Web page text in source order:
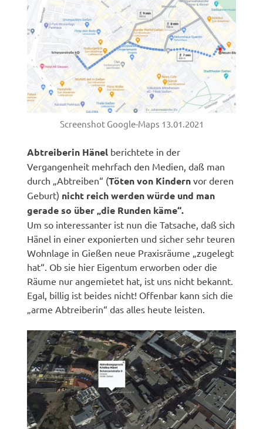
Screenshot Google-Maps 13.01.2021
Abtreiberin Hänel berichtete in der
Vergangenheit mehrfach den Medien, daß man
durch „Abtreiben“ (Töten von Kindern vor deren
Geburt) nicht reich werden würde und man
gerade so über „die Runden käme“.
Um so interessanter ist nun die Tatsache, daß sich
Hänel in einer exponierten und sicher sehr teuren
Wohnlage in Gießen neue Praxisräume „zugelegt
hat“. Ob sie hier Eigentum erworben oder die
Räume nur angemietet hat, ist uns nicht bekannt.
Egal, billig ist beides nicht! Offenbar kann sich die
„arme Abtreiberin“ das alles heute leisten.